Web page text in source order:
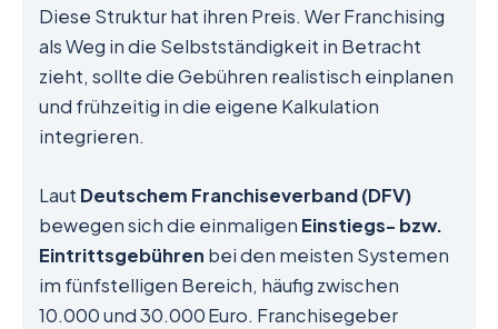
Diese Struktur hat ihren Preis. Wer Franchising
als Weg in die Selbstständigkeit in Betracht
zieht, sollte die Gebühren realistisch einplanen
und frühzeitig in die eigene Kalkulation
integrieren.
Laut Deutschem Franchiseverband (DFV)
bewegen sich die einmaligen Einstiegs- bzw.
Eintrittsgebühren bei den meisten Systemen
im fünfstelligen Bereich, häufig zwischen
10.000 und 30.000 Euro. Franchisegeber